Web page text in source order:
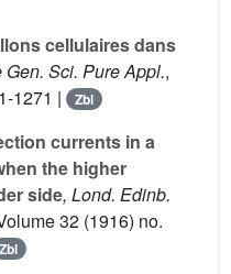
cellulaires dans
Gen. Sci. Pure Appl.,
1271 | Zbl
currents in a
the higher
side, Lond. Edinb.
32 (1916) no.
Zbl